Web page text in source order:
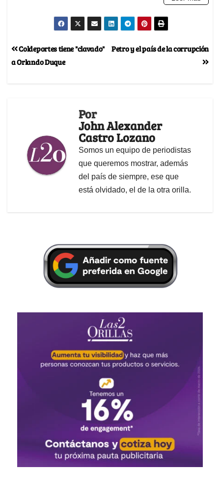
Petro y el país de la corrupción
Coldeportes tiene "clavado"
a Orlando Duque
Por
John Alexander
Castro Lozano
Somos un equipo de periodistas
que queremos mostrar, además
del país de siempre, ese que
está olvidado, el de la otra orilla.